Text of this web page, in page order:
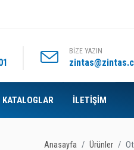
BİZE YAZIN
KATALOGLAR İLETİŞİM
Anasayfa Ürünler